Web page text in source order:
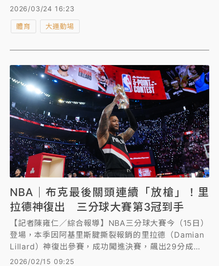
激烈競爭，其中名校建國中學隊史首次闖進男子組六
強，但教練蔡家豪不滿足，霸氣喊話：「目標打進冠軍
戰！」
2026/03/24 16:23
體育 大運動場
NBA｜布克最後關頭連續「放槍」！里
拉德神復出 三分球大賽第3冠到手
【記者陳雍仁／綜合報導】NBA三分球大賽今（15日）
登場，本季因阿基里斯腱撕裂報銷的里拉德（Damian
Lillard）神復出參賽，成功闖進決賽，飆出29分成
績，原本差點被太陽球星布克（Devin Booker）超
2026/02/15 09:25